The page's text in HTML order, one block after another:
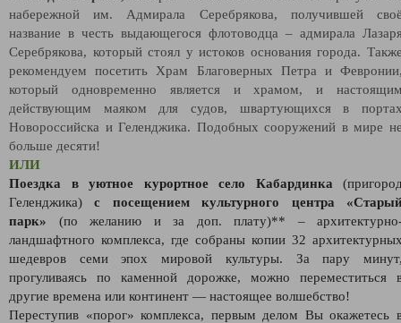
набережной им. Адмирала Серебрякова, получившей
название в честь выдающегося флотоводца – адмирала
Серебрякова, который стоял у истоков основания города.
рекомендуем посетить Храм Благоверных Петра и
который одновременно является и храмом, и
действующим маяком для судов, швартующихся в
Новороссийска и Геленджика. Подобных сооружений в мире
больше десяти!
ИЛИ
Поездка в уютное курортное село Кабардинка
Геленджика)с посещением культурного центра
парк» (по желанию и за доп. плату)** –
ландшафтного комплекса, где собраны копии 32
шедевров семи эпох мировой культуры. За пару
прогуливаясь по каменной дорожке, можно переместиться
другие времена или континент — настоящее волшебство!
Переступив «порог» комплекса, первым делом Вы окажетесь